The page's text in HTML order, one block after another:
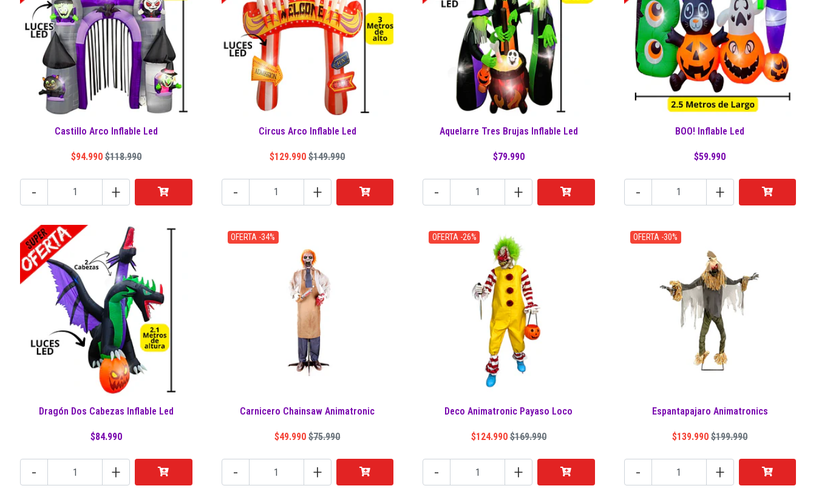
Castillo Arco Inflable Led
$94.990 $118.990
- +
Circus Arco Inflable Led
$129.990 $149.990
- +
Aquelarre Tres Brujas Inflable Led
$79.990
- +
BOO! Inflable Led
$59.990
- +
Dragón Dos Cabezas Inflable Led
$84.990
- +
OFERTA -34%
Carnicero Chainsaw Animatronic
$49.990 $75.990
- +
OFERTA -26%
Deco Animatronic Payaso Loco
$124.990 $169.990
- +
OFERTA -30%
Espantapajaro Animatronics
$139.990 $199.990
- +